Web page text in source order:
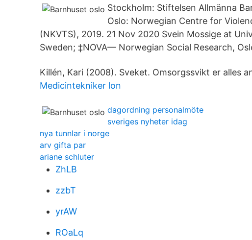
Stockholm: Stiftelsen Allmänna
Oslo: Norwegian Centre for
(NKVTS), 2019. 21 Nov 2020 Svein Mossige at
Sweden; ‡NOVA— Norwegian Social Research,
Killén, Kari (2008). Sveket. Omsorgssvikt er alles
Medicintekniker lon
dagordning personalmöte
sveriges nyheter idag
nya tunnlar i norge
arv gifta par
ariane schluter
ZhLB
zzbT
yrAW
ROaLq